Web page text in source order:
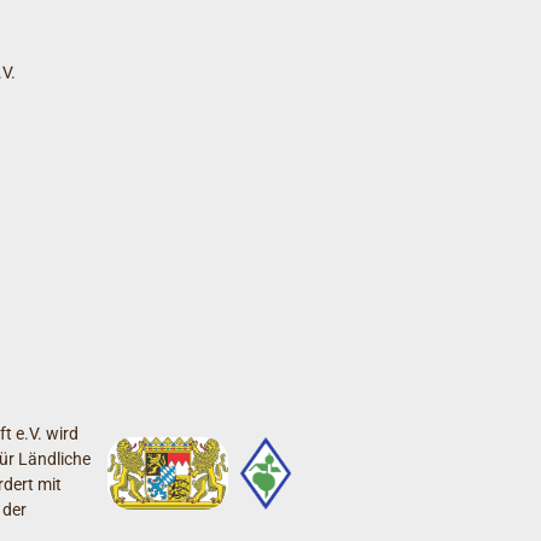
e.V. wird
Ländliche
mit